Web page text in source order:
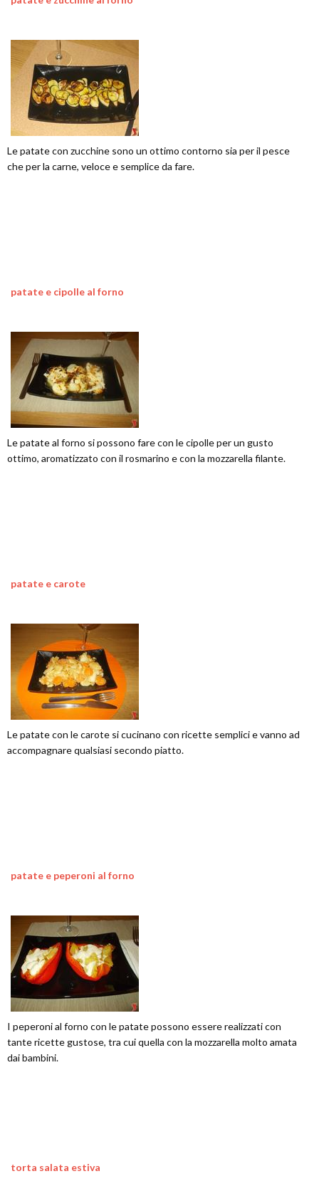
Le patate con zucchine sono un ottimo contorno sia per il pesce
che per la carne, veloce e semplice da fare.
patate e cipolle al forno
Le patate al forno si possono fare con le cipolle per un gusto
ottimo, aromatizzato con il rosmarino e con la mozzarella filante.
patate e carote
Le patate con le carote si cucinano con ricette semplici e vanno ad
accompagnare qualsiasi secondo piatto.
patate e peperoni al forno
I peperoni al forno con le patate possono essere realizzati con
tante ricette gustose, tra cui quella con la mozzarella molto amata
dai bambini.
torta salata estiva